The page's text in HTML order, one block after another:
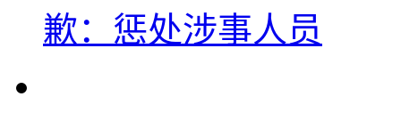
歉：惩处涉事人员